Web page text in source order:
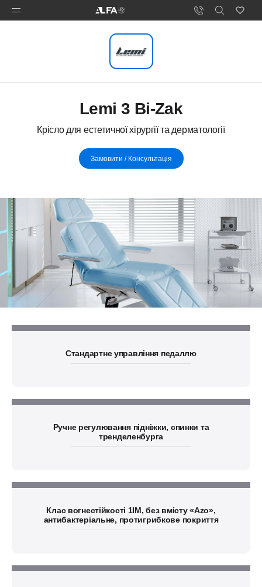
Lemi 3 Bi-Zak
Крісло для естетичної хірургії та дерматології
Замовити / Консультація
Стандартне управління педаллю
Ручне регулювання підніжки, спинки та
тренделенбурга
Клас вогнестійкості 1IM, без вмісту «Azo»,
антибактеріальне, протигрибкове покриття